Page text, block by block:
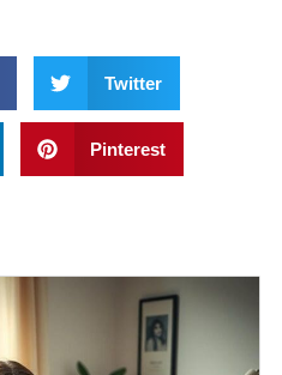
Twitter
Pinterest